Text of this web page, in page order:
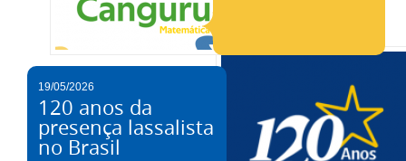
19/05/2026
120 anos da
presença lassalista
no Brasil